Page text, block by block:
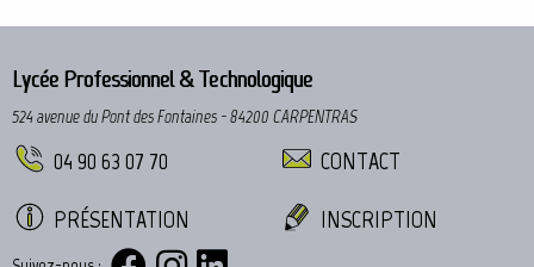
Lycée Professionnel & Technologique
524 avenue du Pont des Fontaines - 84200 CARPENTRAS
04 90 63 07 70 CONTACT
PRÉSENTATION INSCRIPTION